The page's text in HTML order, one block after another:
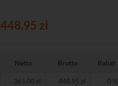
448,95 zł
Netto Brutto Rabat
365,00 zł 448,95 zł 0 %